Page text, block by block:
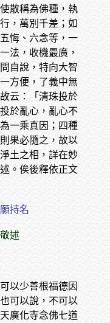
散稱為佛種，執
，萬別千差；如
悔、六念等，一
法，收機最廣，
自說，特向大智
方便，了義中無
云：「清珠投於
於亂心，亂心不
一乘真因；四種
果必隨之，故以
土之相，詳在妙
。俟後釋依正文
持名
述
以少善根福德因
可以說，不可以
廣化寺念佛七道